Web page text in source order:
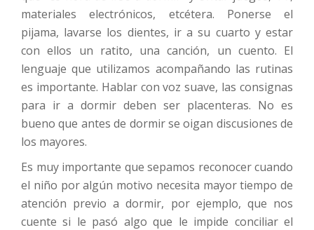
materiales electrónicos, etcétera. Ponerse el
pijama, lavarse los dientes, ir a su cuarto y estar
con ellos un ratito, una canción, un cuento. El
lenguaje que utilizamos acompañando las rutinas
es importante. Hablar con voz suave, las consignas
para ir a dormir deben ser placenteras. No es
bueno que antes de dormir se oigan discusiones de
los mayores.
Es muy importante que sepamos reconocer cuando
el niño por algún motivo necesita mayor tiempo de
atención previo a dormir, por ejemplo, que nos
cuente si le pasó algo que le impide conciliar el